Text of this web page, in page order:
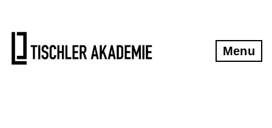
Menu
Gesamtübersicht Tischlerkurse
Kontakt und Anfahrt